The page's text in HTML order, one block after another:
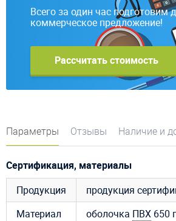
Всего за один час подготовим
коммерческое предложение!
Рассчитать стоимость
Параметры Отзывы Наличие и
Сертификация, материалы
Продукция
продукция
Материал
оболочка ПВХ 650